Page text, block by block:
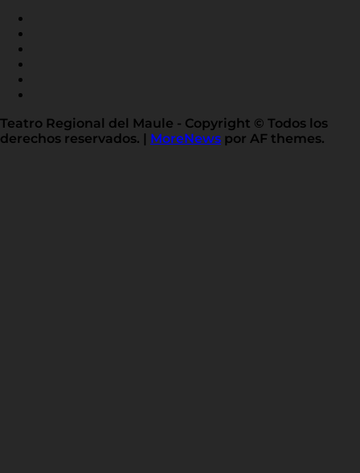
Teatro Regional del Maule - Copyright © Todos los
derechos reservados.
MoreNews por AF themes.